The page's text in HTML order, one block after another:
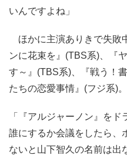
いんですよね」
ほかに主演ありきで失敗
ンに花束を』(TBS系)、『
す～』(TBS系)、『戦う！
たちの恋愛事情』(フジ系)。
「『アルジャーノン』を
誰にするか会議をしたら、
ないと山下智久の名前は出